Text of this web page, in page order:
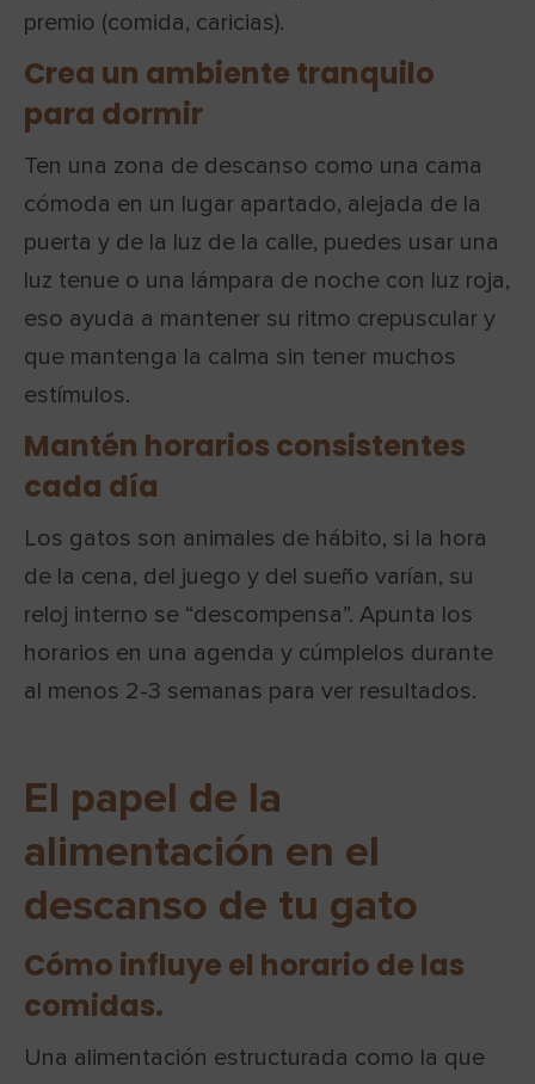
premio (comida, caricias).
Crea un ambiente tranquilo
para dormir
Ten una zona de descanso como una cama
cómoda en un lugar apartado, alejada de la
puerta y de la luz de la calle, puedes usar una
luz tenue o una lámpara de noche con luz roja,
eso ayuda a mantener su ritmo crepuscular y
que mantenga la calma sin tener muchos
estímulos.
Mantén horarios consistentes
cada día
Los gatos son animales de hábito, si la hora
de la cena, del juego y del sueño varían, su
reloj interno se “descompensa”. Apunta los
horarios en una agenda y cúmplelos durante
al menos 2-3 semanas para ver resultados.
El papel de la
alimentación en el
descanso de tu gato
Cómo influye el horario de las
comidas.
Una alimentación estructurada como la que